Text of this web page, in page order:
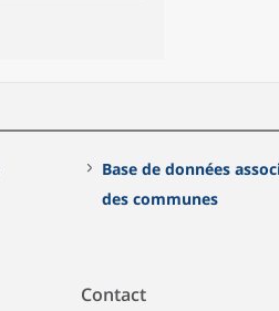
Base de données
des communes
Contact